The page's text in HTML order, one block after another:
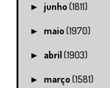
► junho(1811)
► maio(1970)
► abril(1903)
► março(1581)